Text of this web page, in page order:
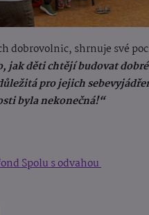
dobrovolnic, shrnuje své
jak děti chtějí budovat
pro jejich
byla nekonečná!“
Spolu s odvahou